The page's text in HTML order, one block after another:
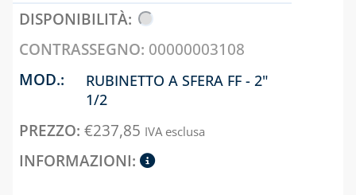
TUBI E
GUARNIZIONI IN
CAPITOLO 09
ACCESSORI PER
SERBATOI E
INTERCETTAZIONE
00000003108
RUBINETTO A SFERA FF - 2"
1/2
€237,85 IVA esclusa